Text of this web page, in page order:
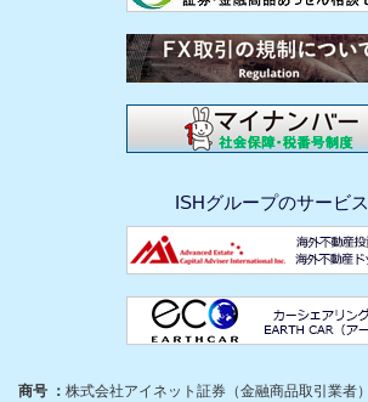
ISHグループのサービス
商号 ： 株式会社アイネット証券（金融商品取引業者）